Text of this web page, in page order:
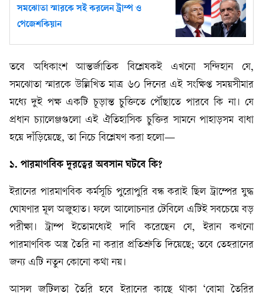
সমঝোতা স্মারকে সই করলেন ট্রাম্প ও
পেজেশকিয়ান
তবে অধিকাংশ আন্তর্জাতিক বিশ্লেষকই এখনো সন্দিহান যে,
সমঝোতা স্মারকে উল্লিখিত মাত্র ৬০ দিনের এই সংক্ষিপ্ত সময়সীমার
মধ্যে দুই পক্ষ একটি চূড়ান্ত চুক্তিতে পৌঁছাতে পারবে কি না। যে
প্রধান চ্যালেঞ্জগুলো এই ঐতিহাসিক চুক্তির সামনে পাহাড়সম বাধা
হয়ে দাঁড়িয়েছে, তা নিচে বিশ্লেষণ করা হলো—
১. পারমাণবিক দূরত্বের অবসান ঘটবে কি?
ইরানের পারমাণবিক কর্মসূচি পুরোপুরি বন্ধ করাই ছিল ট্রাম্পের যুদ্ধ
ঘোষণার মূল অজুহাত। ফলে আলোচনার টেবিলে এটিই সবচেয়ে বড়
পরীক্ষা। ট্রাম্প ইতোমধ্যেই দাবি করেছেন যে, ইরান কখনো
পারমাণবিক অস্ত্র তৈরি না করার প্রতিশ্রুতি দিয়েছে; তবে তেহরানের
জন্য এটি নতুন কোনো কথা নয়।
আসল জটিলতা তৈরি হবে ইরানের কাছে থাকা ‘বোমা তৈরির